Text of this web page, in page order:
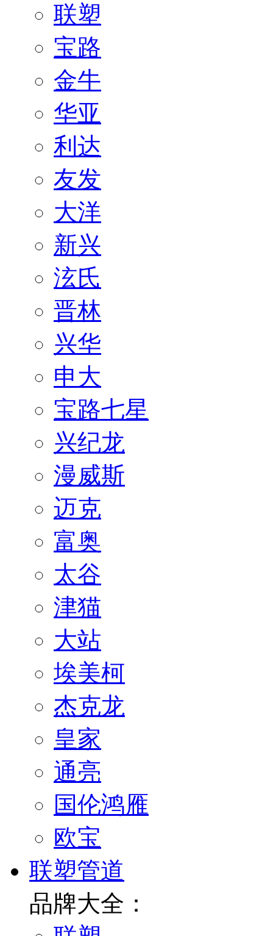
联塑
宝路
金牛
华亚
利达
友发
大洋
新兴
泫氏
晋林
兴华
申大
宝路七星
兴纪龙
漫威斯
迈克
富奥
太谷
津猫
大站
埃美柯
杰克龙
皇家
通亮
国伦鸿雁
欧宝
联塑管道
品牌大全：